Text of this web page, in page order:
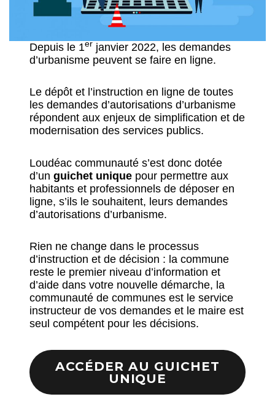
Depuis le 1er janvier 2022, les demandes
d’urbanisme peuvent se faire en ligne.
Le dépôt et l’instruction en ligne de toutes
les demandes d’autorisations d’urbanisme
répondent aux enjeux de simplification et de
modernisation des services publics.
Loudéac communauté s’est donc dotée
d’unguichet unique pour permettre aux
habitants et professionnels de déposer en
ligne, s’ils le souhaitent, leurs demandes
d’autorisations d’urbanisme.
Rien ne change dans le processus
d’instruction et de décision : la commune
reste le premier niveau d’information et
d’aide dans votre nouvelle démarche, la
communauté de communes est le service
instructeur de vos demandes et le maire est
seul compétent pour les décisions.
ACCÉDER AU GUICHET
UNIQUE